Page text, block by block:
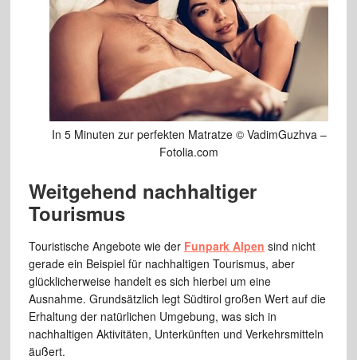
In 5 Minuten zur perfekten Matratze © VadimGuzhva –
Fotolia.com
Weitgehend nachhaltiger
Tourismus
Touristische Angebote wie der Funpark Alpen sind nicht
gerade ein Beispiel für nachhaltigen Tourismus, aber
glücklicherweise handelt es sich hierbei um eine
Ausnahme. Grundsätzlich legt Südtirol großen Wert auf die
Erhaltung der natürlichen Umgebung, was sich in
nachhaltigen Aktivitäten, Unterkünften und Verkehrsmitteln
äußert.